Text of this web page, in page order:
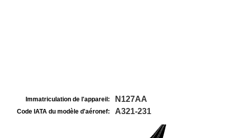
Immatriculation de l'appareil: N127AA
Code IATA du modèle d'aéronef: A321-231